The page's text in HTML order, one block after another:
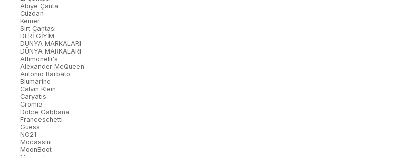
Abiye Çanta
Cüzdan
Kemer
Sırt Çantası
DERİ GİYİM
DÜNYA MARKALARI
DÜNYA MARKALARI
Attimonelli's
Alexander McQueen
Antonio Barbato
Blumarine
Calvin Klein
Caryatis
Cromia
Dolce Gabbana
Franceschetti
Guess
NO21
Mocassini
MoonBoot